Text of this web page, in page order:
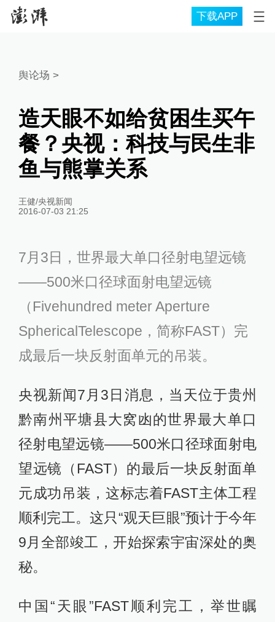
下载APP
舆论场 >
造天眼不如给贫困生买午
餐？央视：科技与民生非
鱼与熊掌关系
王健/央视新闻
2016-07-03 21:25
7月3日，世界最大单口径射电望远镜
——500米口径球面射电望远镜
（Fivehundred meter Aperture
SphericalTelescope，简称FAST）完
成最后一块反射面单元的吊装。
央视新闻7月3日消息，当天位于贵州
黔南州平塘县大窝凼的世界最大单口
径射电望远镜——500米口径球面射电
望远镜（FAST）的最后一块反射面单
元成功吊装，这标志着FAST主体工程
顺利完工。这只“观天巨眼”预计于今年
9月全部竣工，开始探索宇宙深处的奥
秘。
中国“天眼”FAST顺利完工，举世瞩